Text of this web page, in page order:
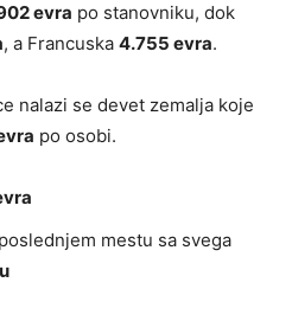
evra po stanovniku, dok
, a Francuska 4.755 evra.
nalazi se devet zemalja koje
po osobi.
mestu sa svega